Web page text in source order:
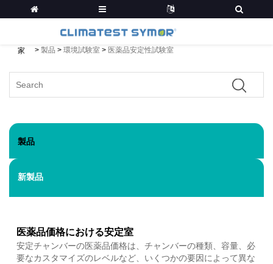
家 > 製品 > 環境試験室 > 医薬品安定性試験室
製品
新製品
医薬品価格における安定室
安定チャンバーの医薬品価格は、チャンバーの種類、容量、必
要なカスタマイズのレベルなど、いくつかの要因によって異な